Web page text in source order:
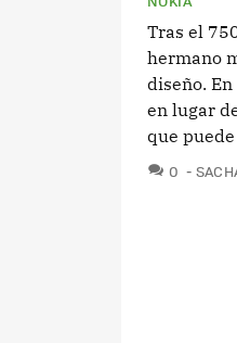
Tras el
hermano
diseño.
en lugar
que
0